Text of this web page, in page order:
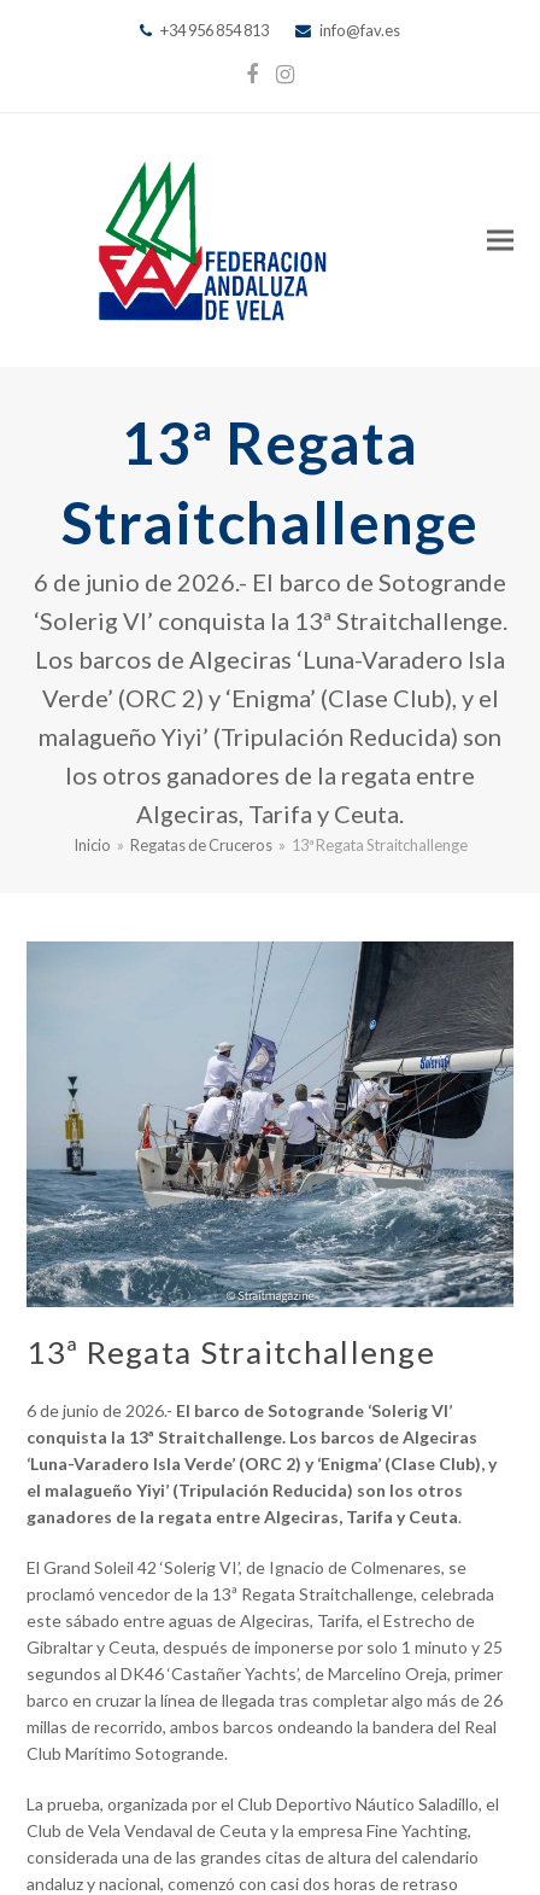
+34 956 854 813 info@fav.es
Facebook
Instagram
13ª Regata
Straitchallenge
6 de junio de 2026.- El barco de Sotogrande
‘Solerig VI’ conquista la 13ª Straitchallenge.
Los barcos de Algeciras ‘Luna-Varadero Isla
Verde’ (ORC 2) y ‘Enigma’ (Clase Club), y el
malagueño Yiyi’ (Tripulación Reducida) son
los otros ganadores de la regata entre
Algeciras, Tarifa y Ceuta.
Inicio » Regatas de Cruceros » 13ª Regata Straitchallenge
13ª Regata Straitchallenge
6 de junio de 2026.- El barco de Sotogrande ‘Solerig VI’
conquista la 13ª Straitchallenge. Los barcos de Algeciras
‘Luna-Varadero Isla Verde’ (ORC 2) y ‘Enigma’ (Clase Club), y
el malagueño Yiyi’ (Tripulación Reducida) son los otros
ganadores de la regata entre Algeciras, Tarifa y Ceuta.
El Grand Soleil 42 ‘Solerig VI’, de Ignacio de Colmenares, se
proclamó vencedor de la 13ª Regata Straitchallenge, celebrada
este sábado entre aguas de Algeciras, Tarifa, el Estrecho de
Gibraltar y Ceuta, después de imponerse por solo 1 minuto y 25
segundos al DK46 ‘Castañer Yachts’, de Marcelino Oreja, primer
barco en cruzar la línea de llegada tras completar algo más de 26
millas de recorrido, ambos barcos ondeando la bandera del Real
Club Marítimo Sotogrande.
La prueba, organizada por el Club Deportivo Náutico Saladillo, el
Club de Vela Vendaval de Ceuta y la empresa Fine Yachting,
considerada una de las grandes citas de altura del calendario
andaluz y nacional, comenzó con casi dos horas de retraso